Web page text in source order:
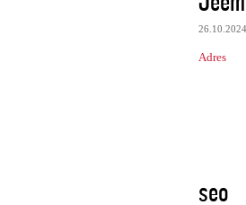
26.10.2024
Adres
seo